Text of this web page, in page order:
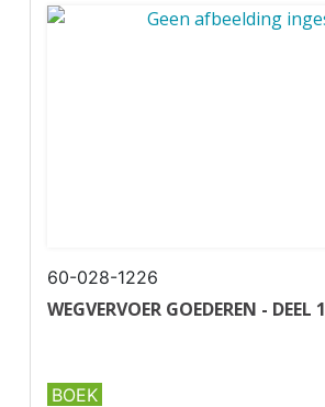
✔ Full colour
60-028-1226
WEGVERVOER GOEDEREN - DEEL 1
BOEK